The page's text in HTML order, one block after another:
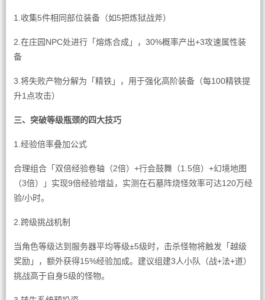
1.收集5件相同部位装备（如5把炼狱战斧）
2.在庄园NPC处进行「熔炼合成」，30%概率产出+3攻速属性装
备
3.将失败产物分解为「精铁」，用于强化高阶装备（每100精铁提
升1点攻击）
三、突破等级瓶颈的四大技巧
1.经验倍率叠加公式
合理组合「双倍经验卷轴（2倍）+行会鼓舞（1.5倍）+幻境地图
（3倍）」实现9倍经验增益，实测在石墓阵烧怪效率可达120万经
验/小时。
2.跨级挑战机制
当角色等级达到服务器平均等级±5级时，击杀怪物将触发「越级
奖励」，额外获得15%经验加成。建议组建3人小队（战+法+道）
挑战高于自身5级的怪物。